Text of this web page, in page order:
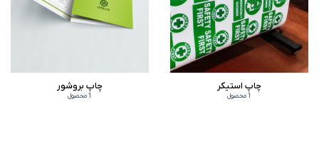
چاپ استیکر
1 محصول
چاپ بروشور
1 محصول